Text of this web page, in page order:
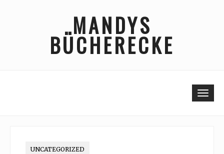
MANDYS
BÜCHERECKE
UNCATEGORIZED